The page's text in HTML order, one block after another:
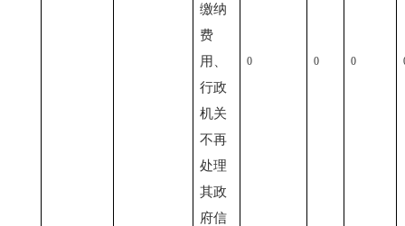
缴纳
费
用、
行政
机关
不再
处理
其政
府信
0 0 0